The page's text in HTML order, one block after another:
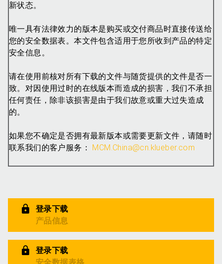
新状态。
唯一具有法律效力的版本是购买或交付商品时直接传送给
您的安全数据表。本文件包含适用于您所收到产品的特定
安全信息。
请在使用前核对所有下载的文件与随货提供的文件是否一
致。对因使用过时的在线版本而造成的损害，我们不承担
任何责任，除非该损害是由于我们故意或重大过失造成
的。
如果您不确定是否拥有最新版本或需要更新文件，请随时
联系我们的客户服务： MCM.China@cn.klueber.com
登录下载
产品信息
登录下载